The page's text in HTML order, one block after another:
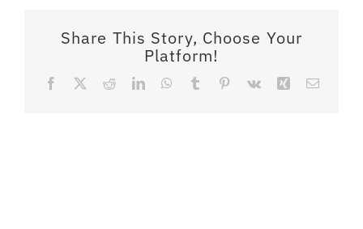
Share This Story, Choose Your
Platform!
Facebook RedditLinkedInWhatsApp
Tumblr Pinterest
Vk Xing Email